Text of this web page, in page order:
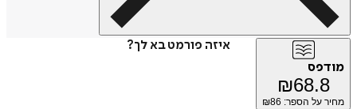
איזה פורמט בא לך?
מודפס
₪68.8
מחיר על הספר: ₪ 86